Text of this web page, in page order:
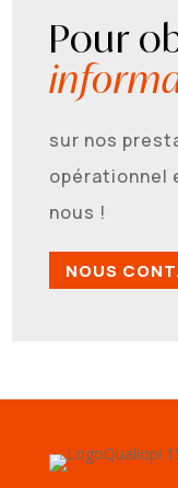
Pour
sur nos
opérationnel
nous !
NOUS